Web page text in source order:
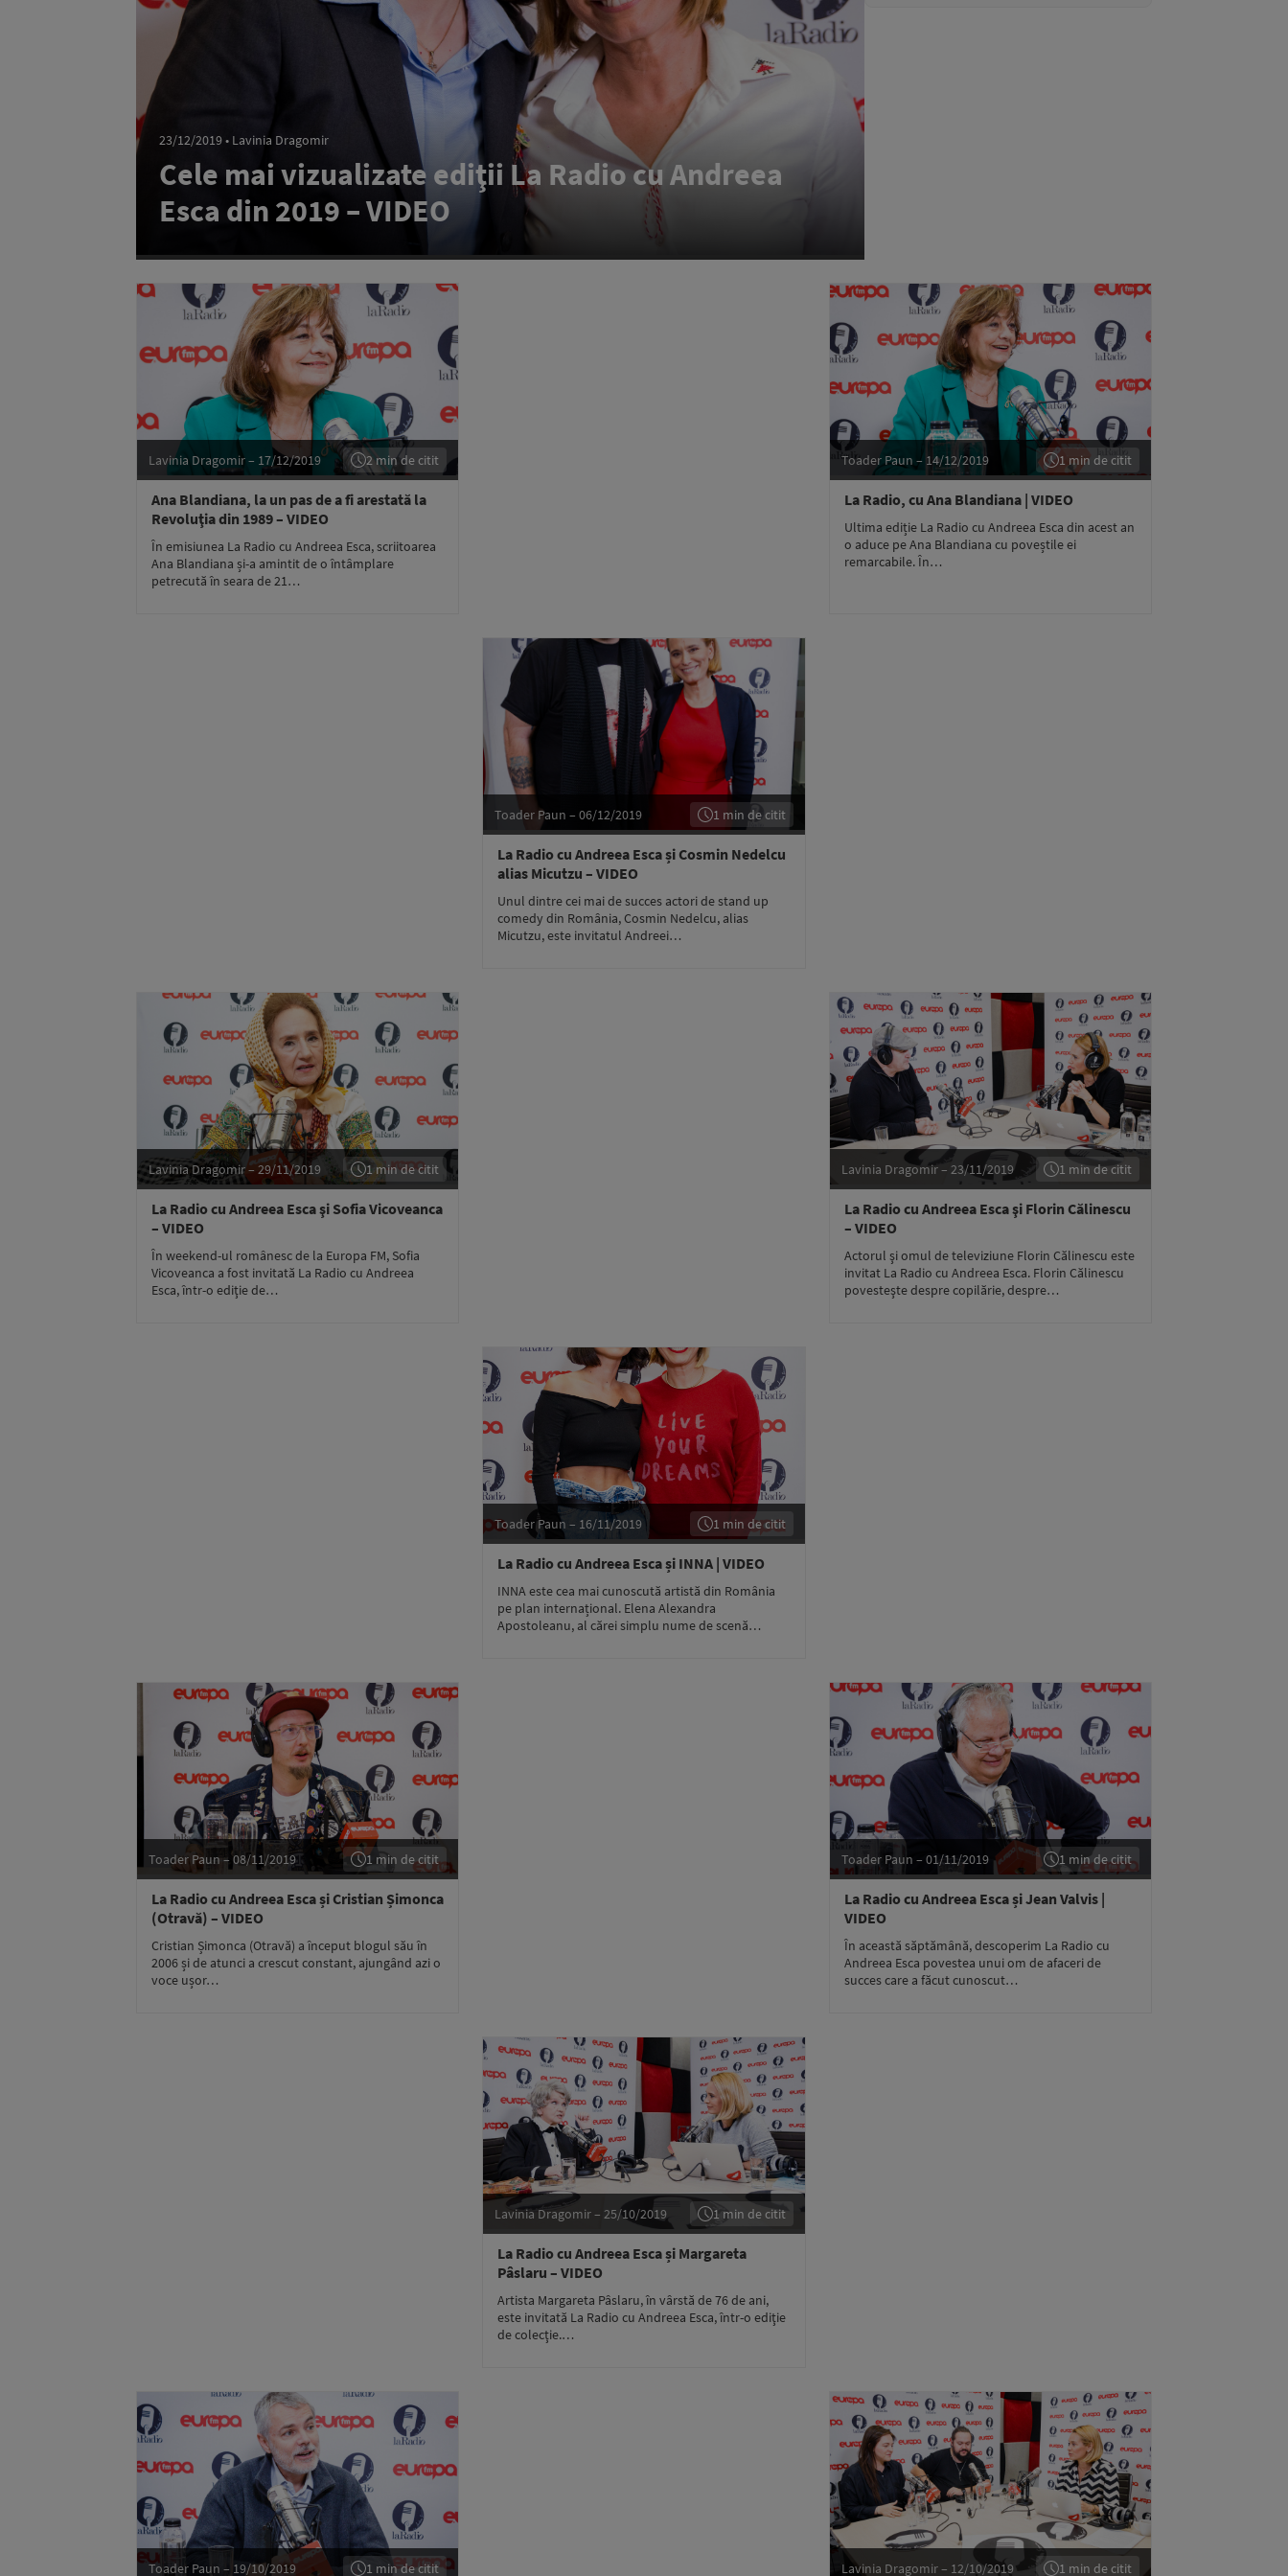
23/12/2019 • Lavinia Dragomir
Cele mai vizualizate ediţii La Radio cu Andreea
Esca din 2019 – VIDEO
Lavinia Dragomir – 17/12/2019 2 min de citit
Ana Blandiana, la un pas de a fi arestată la
Revoluţia din 1989 – VIDEO
În emisiunea La Radio cu Andreea Esca, scriitoarea
Ana Blandiana și-a amintit de o întâmplare
petrecută în seara de 21…
Toader Paun – 14/12/2019 1 min de citit
La Radio, cu Ana Blandiana | VIDEO
Ultima ediție La Radio cu Andreea Esca din acest an
o aduce pe Ana Blandiana cu poveștile ei
remarcabile. În…
Toader Paun – 06/12/2019 1 min de citit
La Radio cu Andreea Esca și Cosmin Nedelcu
alias Micutzu – VIDEO
Unul dintre cei mai de succes actori de stand up
comedy din România, Cosmin Nedelcu, alias
Micutzu, este invitatul Andreei…
Lavinia Dragomir – 29/11/2019 1 min de citit
La Radio cu Andreea Esca şi Sofia Vicoveanca
– VIDEO
În weekend-ul românesc de la Europa FM, Sofia
Vicoveanca a fost invitată La Radio cu Andreea
Esca, într-o ediţie de…
Lavinia Dragomir – 23/11/2019 1 min de citit
La Radio cu Andreea Esca şi Florin Călinescu
– VIDEO
Actorul şi omul de televiziune Florin Călinescu este
invitat La Radio cu Andreea Esca. Florin Călinescu
povesteşte despre copilărie, despre…
Toader Paun – 16/11/2019 1 min de citit
La Radio cu Andreea Esca și INNA | VIDEO
INNA este cea mai cunoscută artistă din România
pe plan internațional. Elena Alexandra
Apostoleanu, al cărei simplu nume de scenă…
Toader Paun – 08/11/2019 1 min de citit
La Radio cu Andreea Esca și Cristian Șimonca
(Otravă) – VIDEO
Cristian Șimonca (Otravă) a început blogul său în
2006 și de atunci a crescut constant, ajungând azi o
voce ușor…
Toader Paun – 01/11/2019 1 min de citit
La Radio cu Andreea Esca și Jean Valvis |
VIDEO
În această săptămână, descoperim La Radio cu
Andreea Esca povestea unui om de afaceri de
succes care a făcut cunoscut…
Lavinia Dragomir – 25/10/2019 1 min de citit
La Radio cu Andreea Esca și Margareta
Pâslaru – VIDEO
Artista Margareta Pâslaru, în vârstă de 76 de ani,
este invitată La Radio cu Andreea Esca, într-o ediţie
de colecţie.…
Toader Paun – 19/10/2019 1 min de citit Lavinia Dragomir – 12/10/2019 1 min de citit